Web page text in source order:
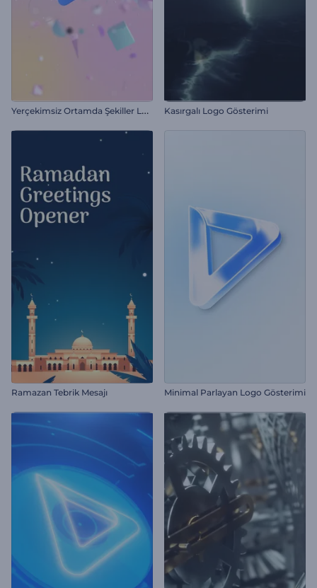
Y
erçekimsiz Ortamda Şekiller Logo Gösterimi Kasırgalı Logo Gösterimi
Ramazan Tebrik Mesajı Minimal Parlayan Logo Gösterimi